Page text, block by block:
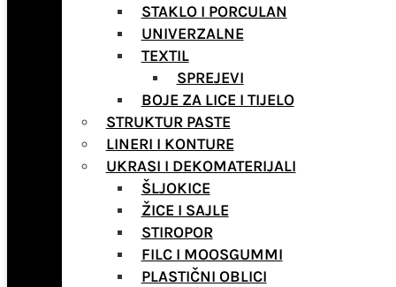
STAKLO I PORCULAN
UNIVERZALNE
TEXTIL
SPREJEVI
BOJE ZA LICE I TIJELO
STRUKTUR PASTE
LINERI I KONTURE
UKRASI I DEKOMATERIJALI
ŠLJOKICE
ŽICE I SAJLE
STIROPOR
FILC I MOOSGUMMI
PLASTIČNI OBLICI